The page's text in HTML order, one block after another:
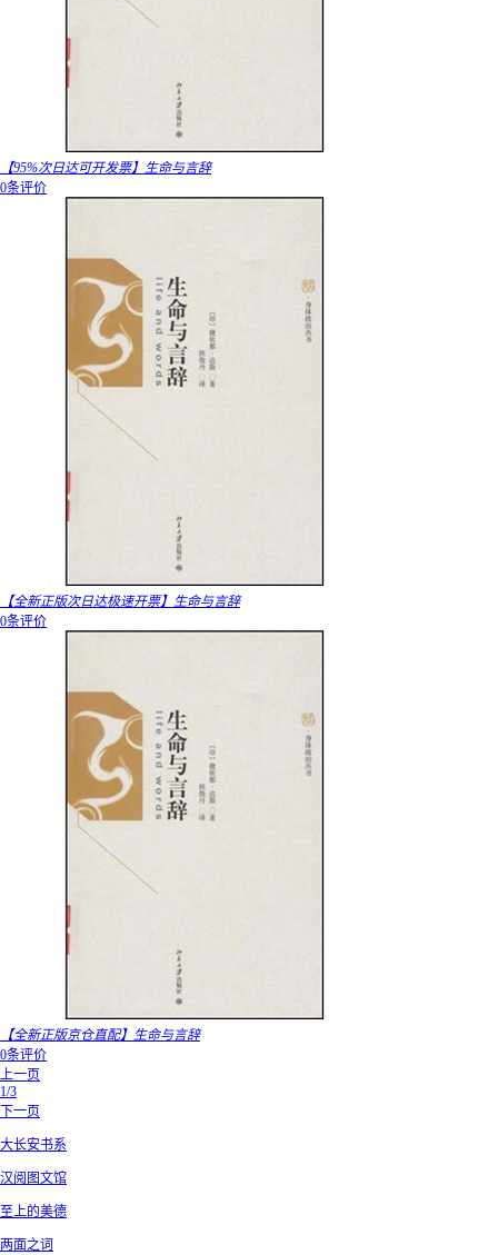
【95%次日达可开发票】生命与言辞
0条评价
【全新正版次日达极速开票】生命与言辞
0条评价
【全新正版京仓直配】生命与言辞
0条评价
上一页
1/3
下一页
大长安书系
汉阅图文馆
至上的美德
两面之词